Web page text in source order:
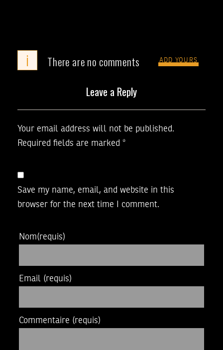
i There are no comments ADD YOURS
Leave a Reply
Your email address will not be published.
Required fields are marked *
Save my name, email, and website in this
browser for the next time I comment.
Nom(requis)
Email (requis)
Commentaire (requis)